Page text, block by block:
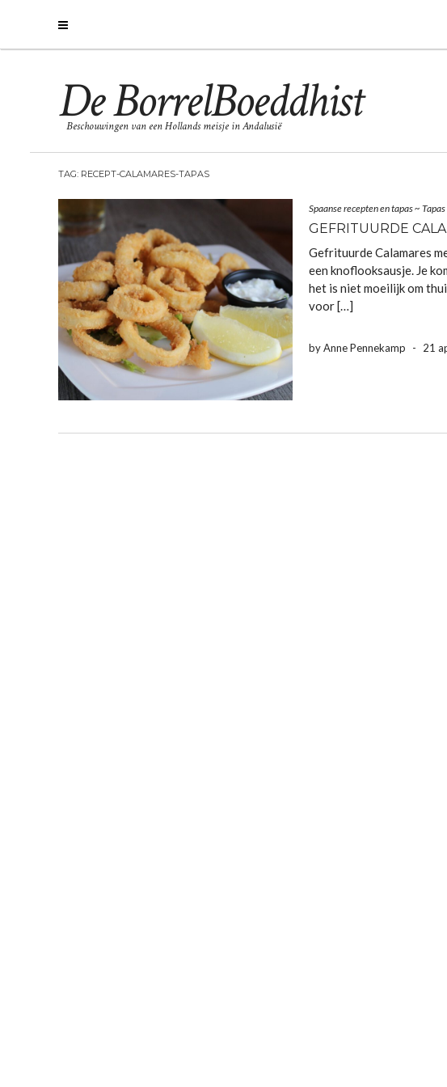
De BorrelBoeddhist
Beschouwingen van een Hollands meisje in Andalusië
TAG: RECEPT-CALAMARES-TAPAS
Spaanse recepten en tapas~ Tapas
GEFRITUURDE
Gefrituurde Calamares
een knoflooksausje. Je
het is niet moeilijk om
voor […]
by Anne Pennekamp - 21